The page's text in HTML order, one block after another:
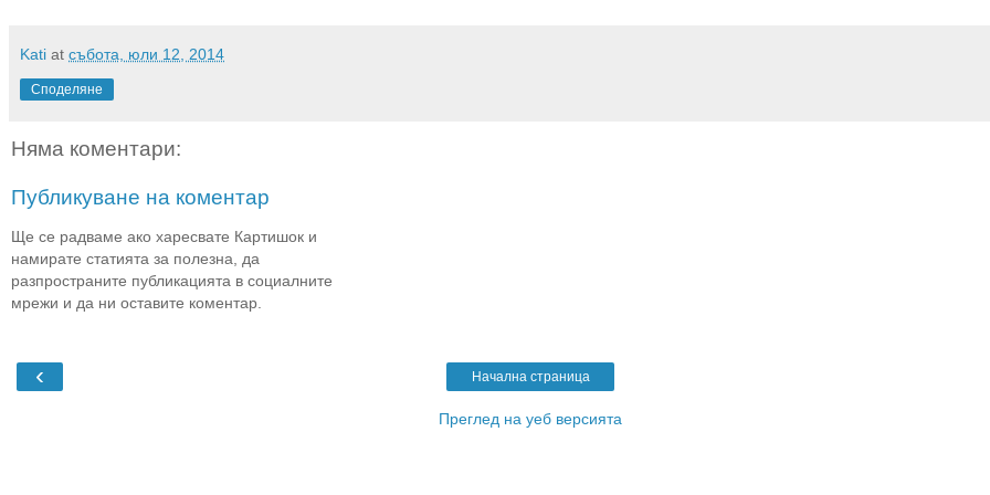
Kati at събота, юли 12, 2014
Споделяне
Няма коментари:
Публикуване на коментар
Ще се радваме ако харесвате Картишок и
намирате статията за полезна, да
разпространите публикацията в социалните
мрежи и да ни оставите коментар.
‹ Начална страница
Преглед на уеб версията